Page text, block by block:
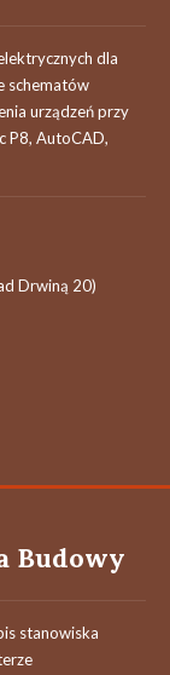
dla
schematów
urządzeń przy
P8, AutoCAD,
Drwiną 20)
Budowy
stanowiska